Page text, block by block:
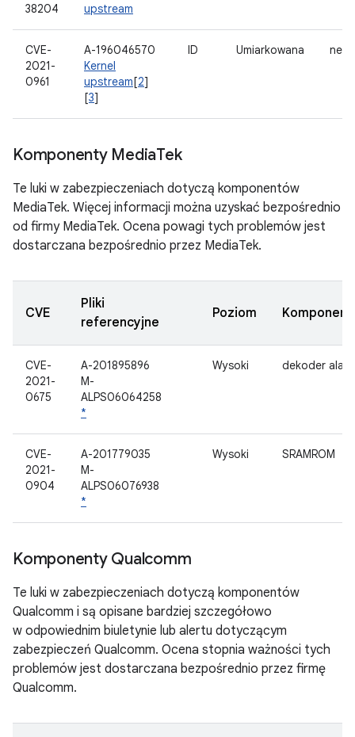
38204 upstream
CVE-
2021-
0961
A-196046570
Kernel
upstream[2]
[3]
ID Umiarkowana
Komponenty MediaTek
Te luki w zabezpieczeniach dotyczą komponentów
MediaTek. Więcej informacji można uzyskać bezpośrednio
od firmy MediaTek. Ocena powagi tych problemów jest
dostarczana bezpośrednio przez MediaTek.
CVE
Pliki
referencyjne
Poziom Komponent
CVE-
2021-
0675
A-201895896
M-
ALPS06064258
*
Wysoki dekoder alac
CVE-
2021-
0904
A-201779035
M-
ALPS06076938
*
Wysoki SRAMROM
Komponenty Qualcomm
Te luki w zabezpieczeniach dotyczą komponentów
Qualcomm i są opisane bardziej szczegółowo
w odpowiednim biuletynie lub alertu dotyczącym
zabezpieczeń Qualcomm. Ocena stopnia ważności tych
problemów jest dostarczana bezpośrednio przez firmę
Qualcomm.